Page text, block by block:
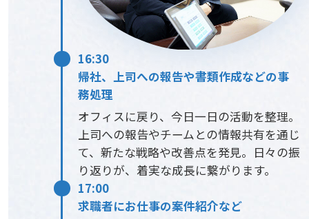
16:30
帰社、上司への報告や書類作成などの事
務処理
オフィスに戻り、今日一日の活動を整理。
上司への報告やチームとの情報共有を通じ
て、新たな戦略や改善点を発見。日々の振
り返りが、着実な成長に繋がります。
17:00
求職者にお仕事の案件紹介など